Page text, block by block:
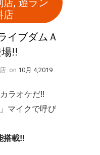
店
イブダムＡ
場!!
on 10月 4,2019
ラオケだ!!
マイクで呼び
搭載!!